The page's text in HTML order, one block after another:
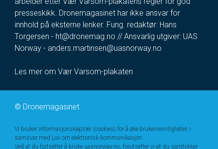
presseskikk. Dronemagasinet har ikke ansvar for
innhold på eksterne lenker. Fung. redaktør: Hans
Torgersen - ht@dronemag.no // Ansvarlig utgiver: UAS
Norway - anders.martinsen@uasnorway.no
Les mer om Vær Varsom-plakaten
© Dronemagasinet
Vi bruker informasjonskapsler (cookies) for å øke brukervennligheten i
samsvar med Lov om elektronisk kommunikasjon.
Ved at du fortsetter å bruke uasnorway.no, forutsetter vi at du samtykker